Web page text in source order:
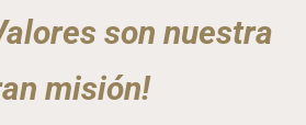
son nuestra
misión!